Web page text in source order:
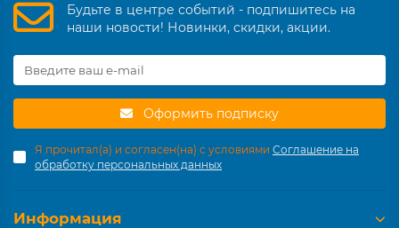
Будьте в центре событий - подпишитесь на
наши новости! Новинки, скидки, акции.
Оформить подписку
Я прочитал(а) и согласен(на) с условиями Соглашение на
обработку персональных данных
Информация